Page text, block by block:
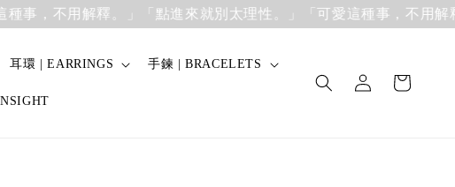
不用解釋。」「點進來就別太理性。」「可愛這種事，不用解釋。」
耳環 | EARRINGS 手鍊 | BRACELETS